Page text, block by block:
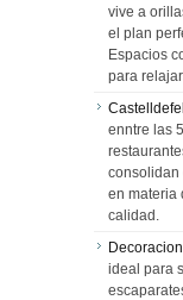
vive a
el plan
Espacios
para
enntre las
consolidan
en materia
calidad.
ideal para